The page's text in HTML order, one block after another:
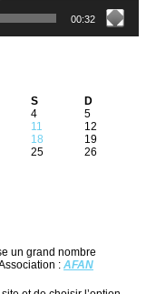
00:32
S
D
4
5
11
12
18
19
25
26
un grand nombre
: AFAN